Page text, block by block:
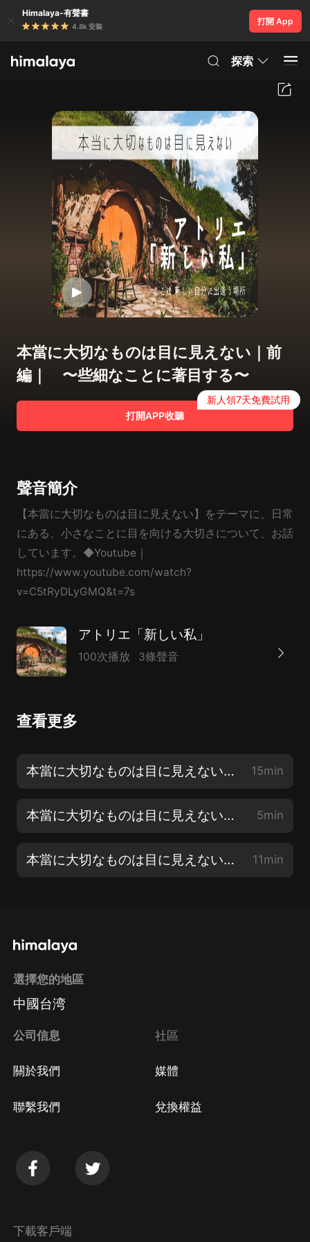
Himalaya-有聲書
4.8k 安裝
打開 App
探索
本當に大切なものは目に見えない｜前
編｜ 〜些細なことに著目する〜
打開APP收聽
新人領7天免費試用
聲音簡介
【本當に大切なものは目に見えない】をテーマに、日常
にある、小さなことに目を向ける大切さについて、お話
しています。◆Youtube｜
https://www.youtube.com/watch?
v=C5tRyDLyGMQ&t=7s
アトリエ「新しい私」
100次播放 3條聲音
查看更多
本當に大切なものは目に見えない｜後編｜ 〜心の余裕のつくりかた〜 15min
本當に大切なものは目に見えない｜中編｜ 〜便利さのワナ〜 5min
本當に大切なものは目に見えない｜前編｜ 〜些細なことに著目する〜 11min
選擇您的地區
中國台湾
公司信息
關於我們
聯繫我們
社區
媒體
兌換權益
下載客戶端